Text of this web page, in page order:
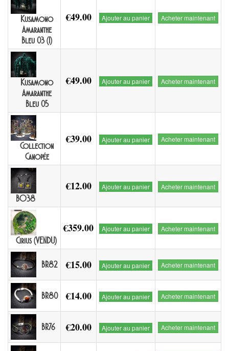
Kusamono
Amaranthe
Bleu 03 (1)
€49.00 Ajouter au panier Acheter maintenant
Kusamono
Amaranthe
Bleu 05
€49.00 Ajouter au panier Acheter maintenant
Collection
Canopée
€39.00 Ajouter au panier Acheter maintenant
BO38
€12.00 Ajouter au panier Acheter maintenant
Cirius (VENDU)
€359.00 Ajouter au panier Acheter maintenant
BR82 €15.00 Ajouter au panier Acheter maintenant
BR80 €14.00 Ajouter au panier Acheter maintenant
BR76 €20.00 Ajouter au panier Acheter maintenant